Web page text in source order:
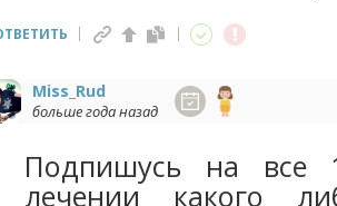
Miss_Rud
больше года назад
Подпишусь на все
лечении какого